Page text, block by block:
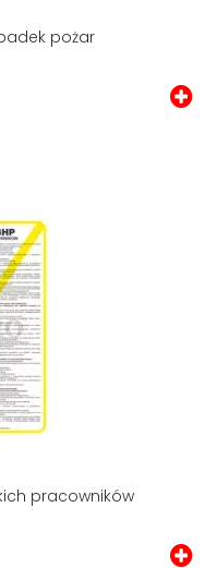
pożar
pracowników